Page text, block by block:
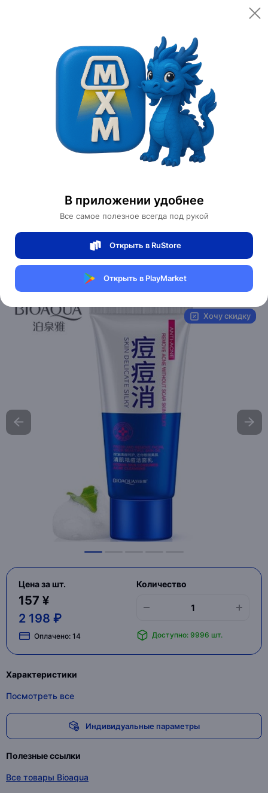
В приложении удобнее
Все самое полезное всегда под рукой
Открыть в RuStore
Открыть в PlayMarket
Открыть
Категории
Товары для красоты
Средства для очищения лица
Пенка
Очищающая пенка для лица Anti-Acne
0 отзывов 0
Магазин Bioaqua
Артикул: BQY7633
Хочу скидку
Цена за шт.
157 ¥
2 198 ₽
Оплачено: 14
Количество
Доступно: 9996 шт.
Характеристики
Посмотреть все
Индивидуальные параметры
Полезные ссылки
Все товары Bioaqua